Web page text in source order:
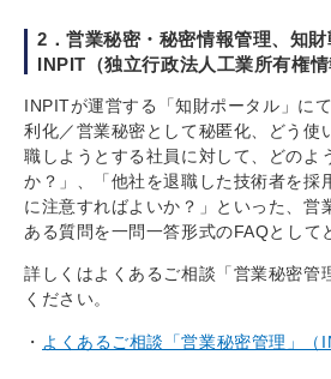
2．営業秘密・秘密情報管理、知財
INPIT（独立行政法人工業所有権情
INPITが運営する「知財ポータル」に
利化／営業秘密として秘匿化、どう使
職しようとする社員に対して、どのよ
か？」、「他社を退職した技術者を採
に注意すればよいか？」といった、営
ある質問を一問一答形式のFAQとして
詳しくはよくあるご相談「営業秘密管
ください。
よくあるご相談「営業秘密管理」（